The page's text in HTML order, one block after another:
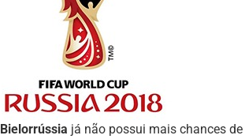
Bielorrússia já não possui mais chances